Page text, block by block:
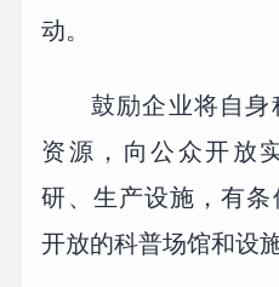
动。
鼓励企业将自身
资源，向公众开放
研、生产设施，有
开放的科普场馆和设施